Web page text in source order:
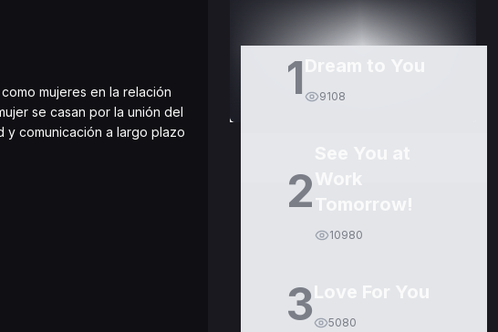
mujeres en la relación
se casan por la unión del
y comunicación a largo plazo
1 9108
2
10980
3 5080